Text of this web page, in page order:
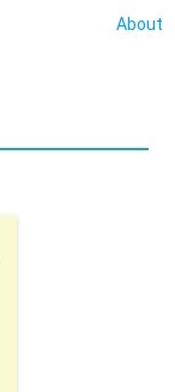
About